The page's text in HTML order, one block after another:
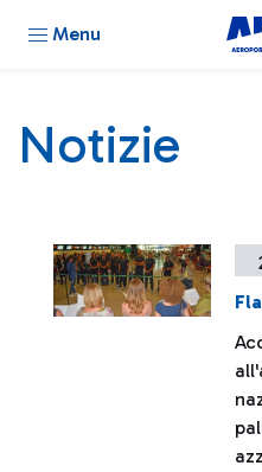
Menu
Notizie